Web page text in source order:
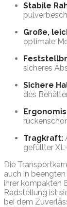
Stabile
Große,
optimale
sicheres
Sichere
des
Tragkraft:
gefüllter
Die
auch in
ihrer kompakten
Radstellung ist
bei dem